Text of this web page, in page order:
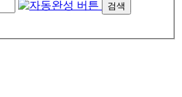
검색